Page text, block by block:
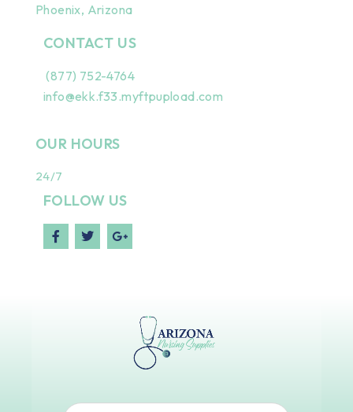
Phoenix, Arizona
CONTACT US
(877) 752-4764
info@ekk.f33.myftpupload.com
OUR HOURS
24/7
FOLLOW US